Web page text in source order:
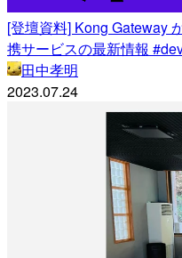
[登壇資料] Kong Gateway
携サービスの最新情報
田中孝明
2023.07.24